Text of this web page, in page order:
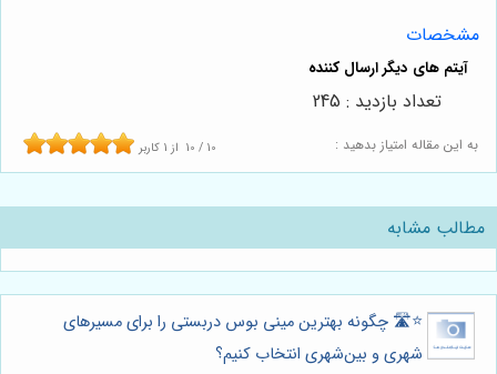
مشخصات
به این مقاله امتیاز بدهید : 10 / 10 از 1 کاربر
تعداد بازدید : 245
مطالب مشابه
⭐️🛣️ چگونه بهترین مینی بوس دربستی را برای مسیرهای
شهری و بین‌شهری انتخاب کنیم؟